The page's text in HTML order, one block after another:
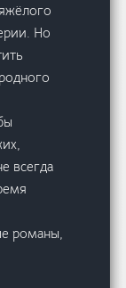
Но
всегда
романы,